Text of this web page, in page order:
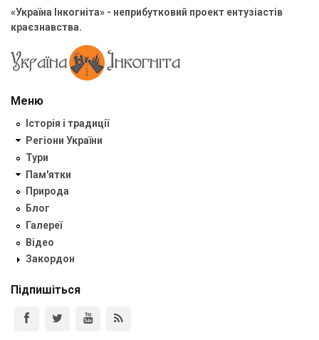
«Україна Інкогніта» - неприбутковий проект ентузіастів
краєзнавства.
Меню
Історія і традиції
Регіони України
Тури
Пам'ятки
Природа
Блог
Галереї
Відео
Закордон
Підпишіться